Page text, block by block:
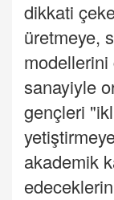
dikkati
üretmeye,
sanayiyle
gençleri
akademik